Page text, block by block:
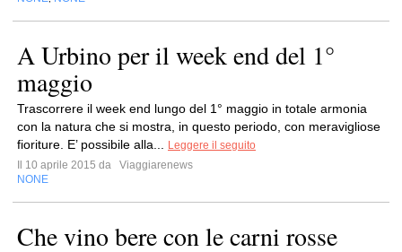
A Urbino per il week end del 1°
maggio
Trascorrere il week end lungo del 1° maggio in totale armonia
con la natura che si mostra, in questo periodo, con meravigliose
fioriture. E’ possibile alla...
Leggere il seguito
Il 10 aprile 2015 da
Viaggiarenews
NONE
Che vino bere con le carni rosse